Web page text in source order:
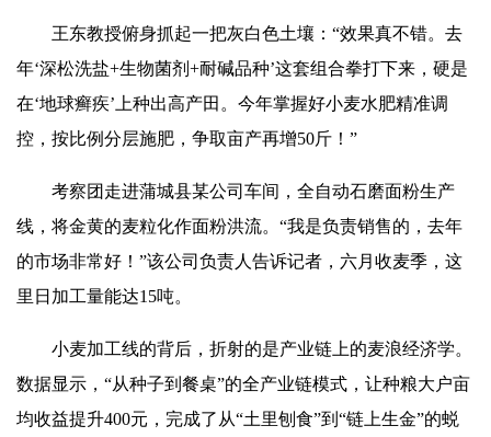
王东教授俯身抓起一把灰白色土壤：“效果真不错。去
年‘深松洗盐+生物菌剂+耐碱品种’这套组合拳打下来，硬是
在‘地球癣疾’上种出高产田。今年掌握好小麦水肥精准调
控，按比例分层施肥，争取亩产再增50斤！”
考察团走进蒲城县某公司车间，全自动石磨面粉生产
线，将金黄的麦粒化作面粉洪流。“我是负责销售的，去年
的市场非常好！”该公司负责人告诉记者，六月收麦季，这
里日加工量能达15吨。
小麦加工线的背后，折射的是产业链上的麦浪经济学。
数据显示，“从种子到餐桌”的全产业链模式，让种粮大户亩
均收益提升400元，完成了从“土里刨食”到“链上生金”的蜕